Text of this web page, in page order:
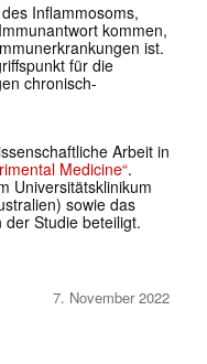
Inflammosoms,
kommen,
ist.
für die
chronisch-
Arbeit in
Medicine“.
Universitätsklinikum
sowie das
der Studie beteiligt.
7. November 2022